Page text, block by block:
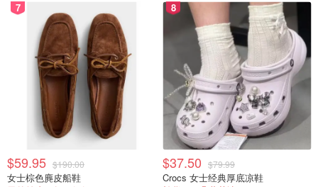
Älplermagronen：土豆+奶酪+奶油+洋葱+通心粉的烤
箱菜
Roesti：土豆饼
瑞士巧克力
Geschnetzeltes：苏黎世小牛肉
7
$59.95 $190.00
女士棕色麂皮船鞋
8
$37.50 $79.99
Crocs 女士经典厚底凉鞋